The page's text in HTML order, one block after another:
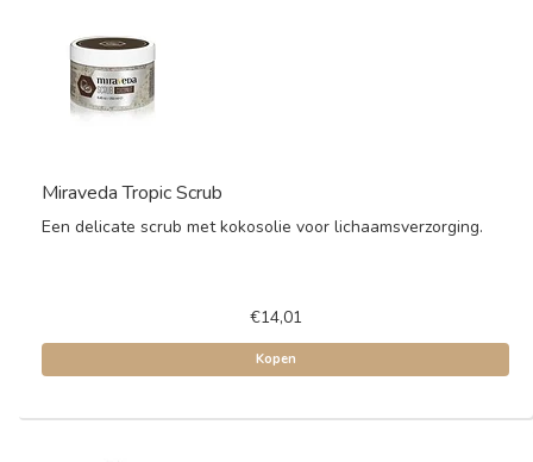
Miraveda Tropic Scrub
Een delicate scrub met kokosolie voor lichaamsverzorging.
€14,01
Kopen